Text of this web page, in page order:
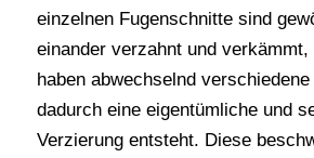
einzelnen Fugenschnitte sind
einander verzahnt und verkämmt,
haben abwechselnd
dadurch eine eigentümliche und
Verzierung entsteht. Diese